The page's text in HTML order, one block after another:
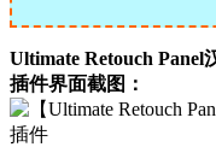
Ultimate Retouch Panel
插件界面截图：